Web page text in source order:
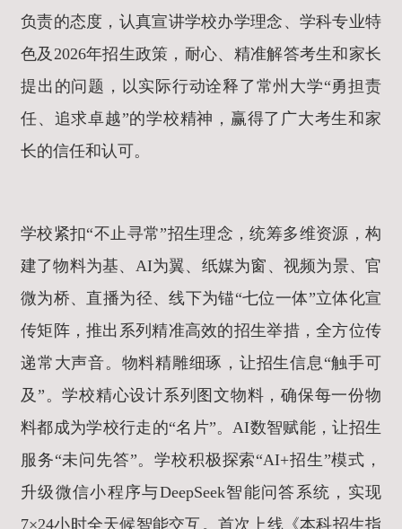
负责的态度，认真宣讲学校办学理念、学科专业特
色及2026年招生政策，耐心、精准解答考生和家长
提出的问题，以实际行动诠释了常州大学“勇担责
任、追求卓越”的学校精神，赢得了广大考生和家
长的信任和认可。
学校紧扣“不止寻常”招生理念，统筹多维资源，构
建了物料为基、AI为翼、纸媒为窗、视频为景、官
微为桥、直播为径、线下为锚“七位一体”立体化宣
传矩阵，推出系列精准高效的招生举措，全方位传
递常大声音。物料精雕细琢，让招生信息“触手可
及”。学校精心设计系列图文物料，确保每一份物
料都成为学校行走的“名片”。AI数智赋能，让招生
服务“未问先答”。学校积极探索“AI+招生”模式，
升级微信小程序与DeepSeek智能问答系统，实现
7×24小时全天候智能交互。首次上线《本科招生指